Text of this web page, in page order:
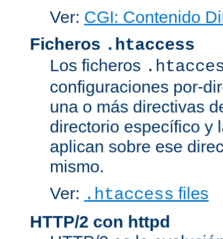
Ver: CGI: Contenido
Ficheros .htaccess
Los ficheros
configuraciones por-
una o más directivas
directorio específico y
aplican sobre ese
mismo.
Ver: .htaccess files
HTTP/2 con httpd